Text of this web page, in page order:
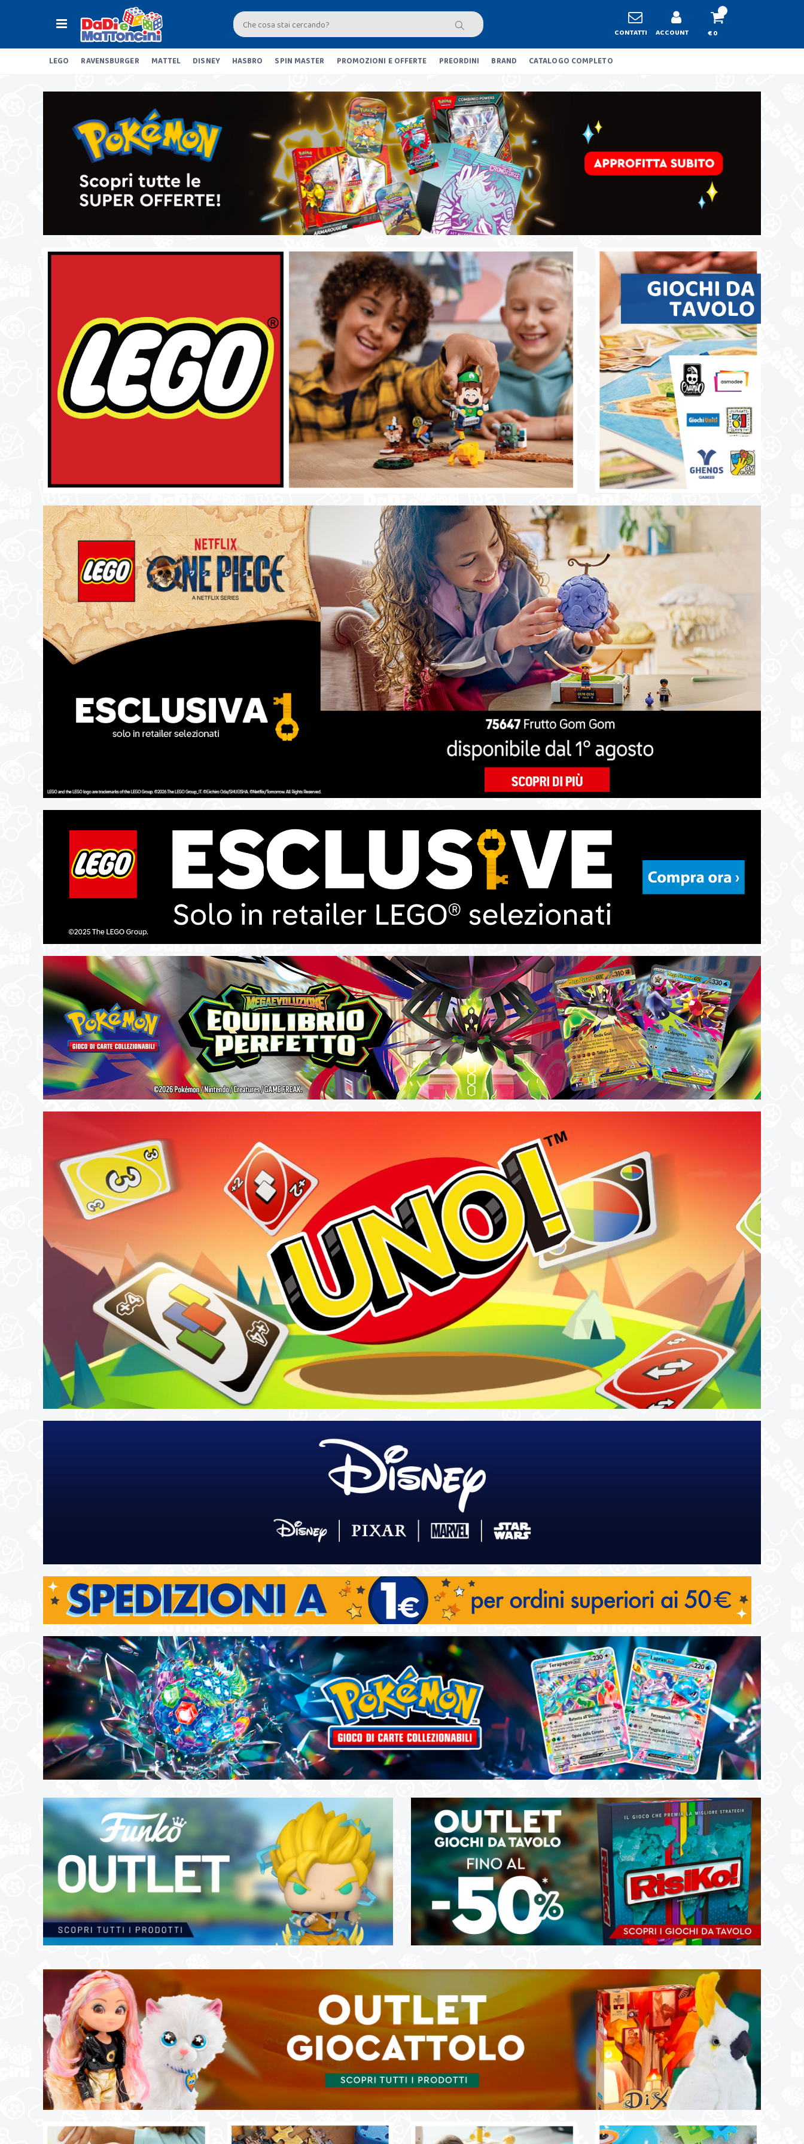
CONTATTI ACCOUNT € 0
LEGO RAVENSBURGER MATTEL DISNEY HASBRO SPIN MASTER PROMOZIONI E OFFERTE PREORDINI BRAND CATALOGO COMPLETO